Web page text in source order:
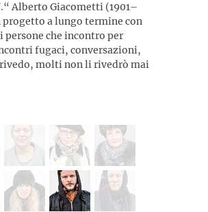
Alberto Giacometti (1901–
progetto a lungo termine con
che incontro per
fugaci, conversazioni,
molti non li rivedrò mai